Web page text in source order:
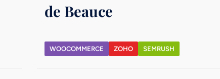
de Beauce
WOOCOMMERCE ZOHO SEMRUSH